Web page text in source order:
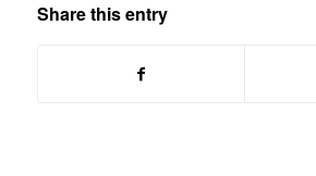
Share this entry